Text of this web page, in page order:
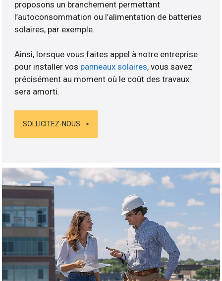
proposons un branchement permettant
l’autoconsommation ou l’alimentation de batteries
solaires, par exemple.
Ainsi, lorsque vous faites appel à notre entreprise
pour installer vos panneaux solaires, vous savez
précisément au moment où le coût des travaux
sera amorti.
SOLLICITEZ-NOUS